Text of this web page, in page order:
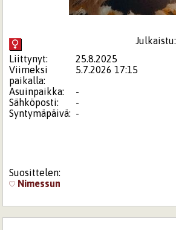
Julkaistu:
Liittynyt:
25.8.2025
Viimeksi
paikalla:
5.7.2026 17:15
Asuinpaikka:
-
Sähköposti:
-
Syntymäpäivä: -
Suosittelen:
Nimessun